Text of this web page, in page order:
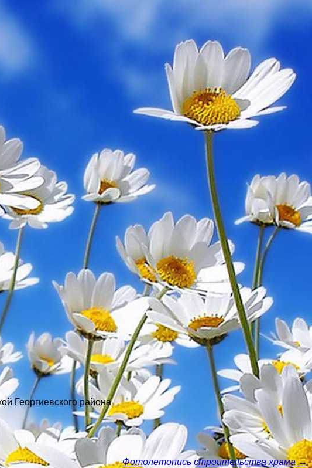
Георгиевского района
Фотолетопись строительства храма →